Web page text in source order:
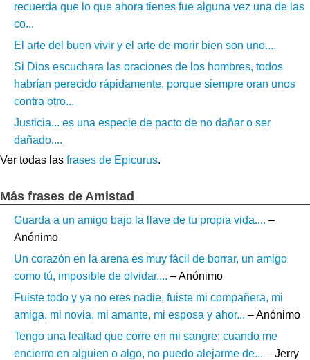
recuerda que lo que ahora tienes fue alguna vez una de las
co...
El arte del buen vivir y el arte de morir bien son uno....
Si Dios escuchara las oraciones de los hombres, todos
habrían perecido rápidamente, porque siempre oran unos
contra otro...
Justicia... es una especie de pacto de no dañar o ser
dañado....
Ver todas las frases de Epicurus.
Más frases de Amistad
Guarda a un amigo bajo la llave de tu propia vida.... –
Anónimo
Un corazón en la arena es muy fácil de borrar, un amigo
como tú, imposible de olvidar.... – Anónimo
Fuiste todo y ya no eres nadie, fuiste mi compañera, mi
amiga, mi novia, mi amante, mi esposa y ahor... – Anónimo
Tengo una lealtad que corre en mi sangre; cuando me
encierro en alguien o algo, no puedo alejarme de... – Jerry